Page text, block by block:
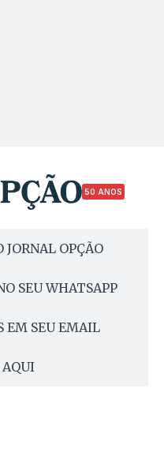
50 ANOS
JORNAL OPÇÃO
SEU WHATSAPP
EM SEU EMAIL